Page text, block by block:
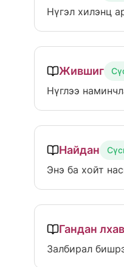
Нүгэл хилэнц
Жившиг
Нүглээ
Найдан
Энэ ба хойт
Гандан
Залбирал